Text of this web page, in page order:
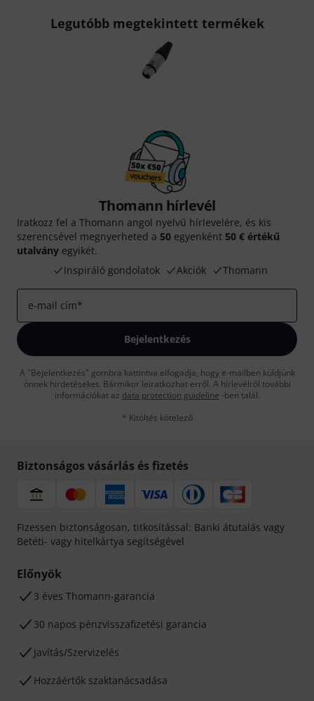
Legutóbb megtekintett termékek
Thomann hírlevél
Iratkozz fel a Thomann angol nyelvű hírlevelére, és kis
szerencsével megnyerheted a 50 egyenként 50 € értékű
utalvány egyikét.
Inspiráló gondolatok
Akciók Thomann
e-mail cím*
Bejelentkezés
A "Bejelentkezés" gombra kattintva elfogadja, hogy e-mailben küldjünk
önnek hirdetéseket. Bármikor leiratkozhat erről. A hírlevélről további
információkat az data protection guideline -ben talál.
* Kitöltés kötelező
Biztonságos vásárlás és fizetés
Fizessen biztonságosan, titkosítással: Banki átutalás vagy
Betéti- vagy hitelkártya segítségével
Előnyök
3 éves Thomann-garancia
30 napos pénzvisszafizetési garancia
Javítás/Szervizelés
Hozzáértők szaktanácsadása